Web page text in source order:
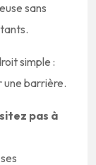
sans
simple :
une barrière.
pas à